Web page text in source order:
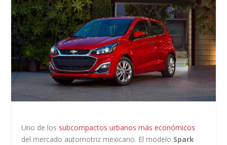
Uno de los subcompactos urbanos más económicos
del mercado automotriz mexicano. El modelo Spark